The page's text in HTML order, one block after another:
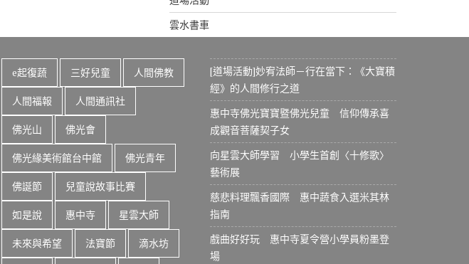
雲水書車
e起復蔬 三好兒童 人間佛教
人間福報 人間通訊社
佛光山 佛光會
佛光緣美術館台中館 佛光青年
佛誕節 兒童說故事比賽
如是說 惠中寺 星雲大師
未來與希望 法寶節 滴水坊
[道場活動]妙宥法師－行在當下：《大寶積
經》的人間修行之道
惠中寺佛光寶寶暨佛光兒童 信仰傳承喜
成觀音菩薩契子女
向星雲大師學習 小學生首創〈十修歌〉
藝術展
慈悲料理飄香國際 惠中蔬食入選米其林
指南
戲曲好好玩 惠中寺夏令營小學員粉墨登
場